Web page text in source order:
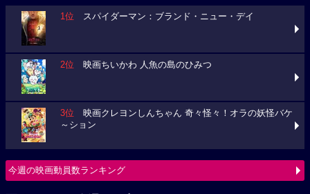
1位 スパイダーマン：ブランド・ニュー・デイ
2位 映画ちいかわ 人魚の島のひみつ
3位 映画クレヨンしんちゃん 奇々怪々！オラの妖怪バケ
～ション
今週の映画動員数ランキング